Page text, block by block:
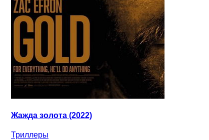
Жажда золота (2022)
Триллеры